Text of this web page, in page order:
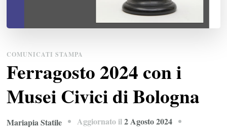
COMUNICATI STAMPA
Ferragosto 2024 con i
Musei Civici di Bologna
Mariapia Statile Aggiornato il2 Agosto 2024